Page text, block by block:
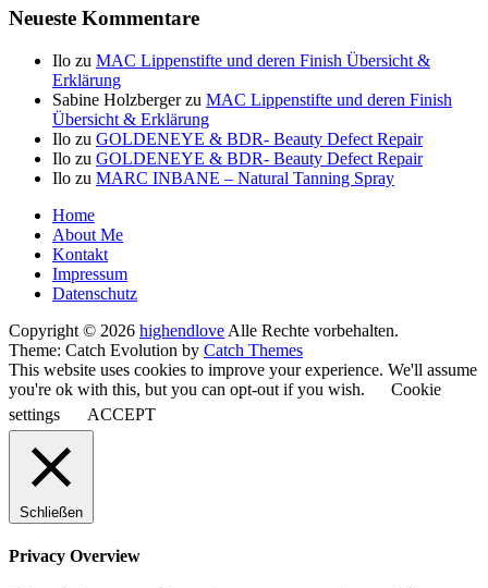
Neueste Kommentare
Ilo zu MAC Lippenstifte und deren Finish Übersicht &
Erklärung
Sabine Holzbergerzu MAC Lippenstifte und deren Finish
Übersicht & Erklärung
Ilo zu GOLDENEYE & BDR- Beauty Defect Repair
Ilo zu GOLDENEYE & BDR- Beauty Defect Repair
Ilo zu MARC INBANE – Natural Tanning Spray
Seitenfuß-
Menü
Home
About Me
Kontakt
Impressum
Datenschutz
Copyright © 2026 highendlove Alle Rechte vorbehalten.
Theme: Catch Evolution by Catch Themes
This website uses cookies to improve your experience. We'll assume
you're ok with this, but you can opt-out if you wish.
Cookie
settings
ACCEPT
Schließen
Privacy Overview